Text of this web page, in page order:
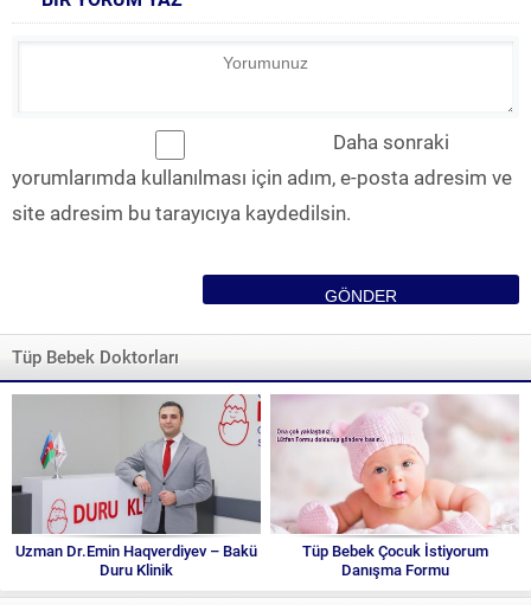
Daha sonraki
yorumlarımda kullanılması için adım, e-posta adresim ve
site adresim bu tarayıcıya kaydedilsin.
Tüp Bebek Doktorları
Uzman Dr.Emin Haqverdiyev – Bakü
Duru Klinik
Tüp Bebek Çocuk İstiyorum
Danışma Formu